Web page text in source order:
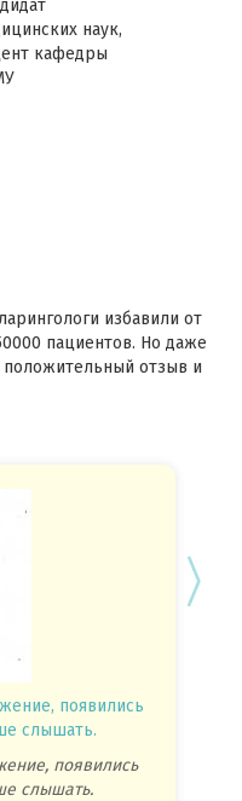
наук,
кафедры
избавили от
пациентов. Но даже
отзыв и
появились
слышать.
появились
слышать.